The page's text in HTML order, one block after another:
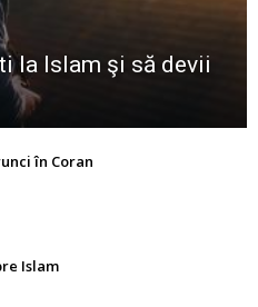
la Islam şi să devii
în Coran
Islam